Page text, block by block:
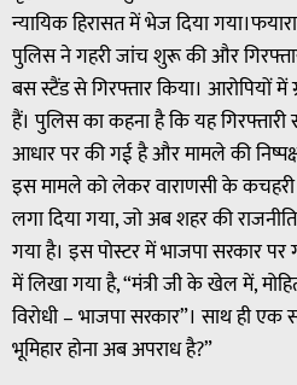
न्यायिक हिरासत में भेज दिया
पुलिस ने गहरी जांच शुरू की और
बस स्टैंड से गिरफ्तार किया। आरोपियों में
हैं। पुलिस का कहना है कि यह
आधार पर की गई है और मामले की
इस मामले को लेकर वाराणसी के कचहरी
लगा दिया गया, जो अब शहर की
गया है। इस पोस्टर में भाजपा सरकार
में लिखा गया है, “मंत्री जी के खेल में,
विरोधी – भाजपा सरकार”। साथ ही एक
भूमिहार होना अब अपराध है?”